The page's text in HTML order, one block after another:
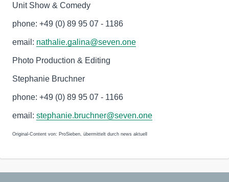
Unit Show & Comedy
phone: +49 (0) 89 95 07 - 1186
email: nathalie.galina@seven.one
Photo Production & Editing
Stephanie Bruchner
phone: +49 (0) 89 95 07 - 1166
email: stephanie.bruchner@seven.one
Original-Content von: ProSieben, übermittelt durch news aktuell